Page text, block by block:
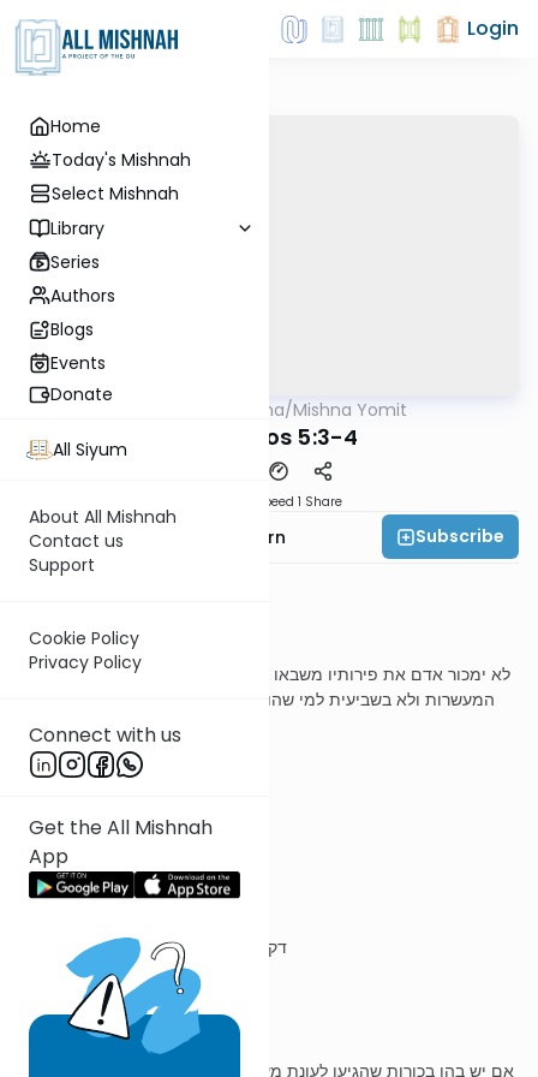
Home
Today's Mishnah
Select Mishnah
Library
Series
Authors
Blogs
Events
Donate
All Siyum
About All Mishnah
Contact us
Support
Cookie Policy
Privacy Policy
Connect with us
Get the All Mishnah
App
Login
AllMishna/Mishna Yomit
Maaseros 5:3-4
Speed 1 Share
Rabbi Shlomo Einhorn
Subscribe
משנה ג
לא ימכור אדם את פירותיו משבאו לעונת המעשרות למי שאינו נאמן על
המעשרות ולא בשביעית למי שהוא חשוד על השביעית ואם בכרו נוטל
את הבכורות ומוכר את השאר
ר' עובדיה מברטנורא
דקעבר משום ולפני עור לא תתן מכשול
אם יש בהן בכורות שהגיעו לעונת מעשרות והשאר לא הגיעו, נוטלן ומוכר